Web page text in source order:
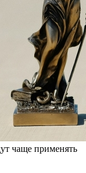
чаще применять